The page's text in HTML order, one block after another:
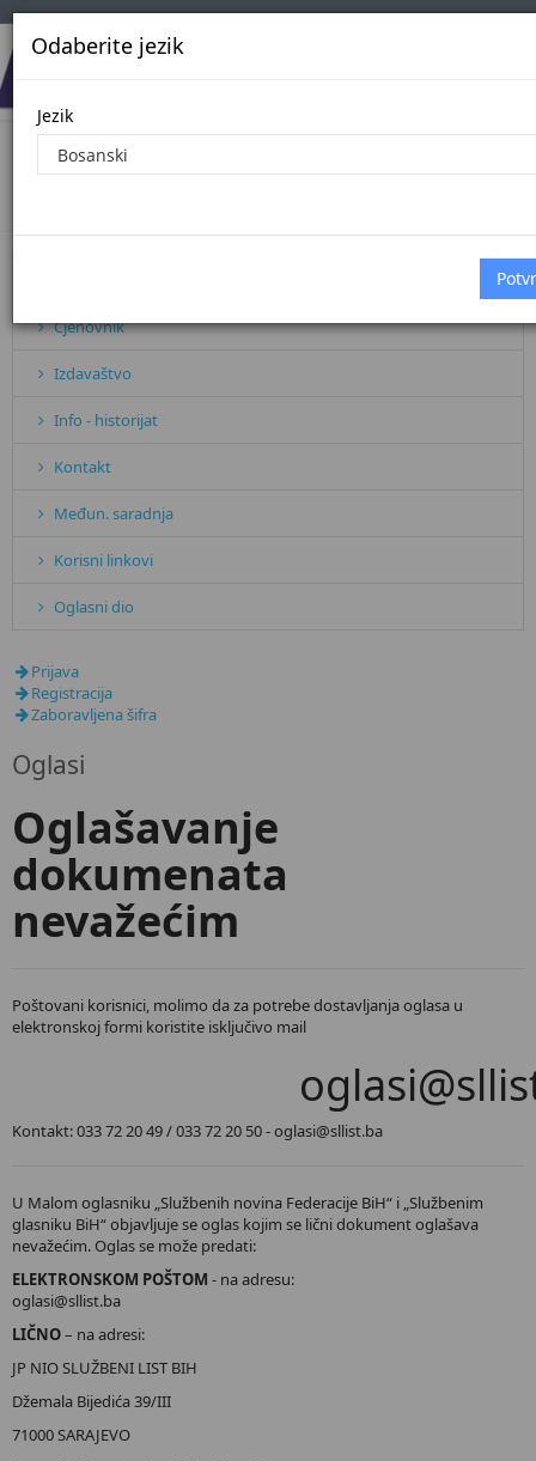
Odaberite jezik
Jezik
Oglasi
Cjenovnik
Izdavaštvo
Info - historijat
Kontakt
Međun. saradnja
Korisni linkovi
Oglasni dio
Prijava
Registracija
Zaboravljena šifra
Oglasi
Oglašavanje
dokumenata
nevažećim
Poštovani korisnici, molimo da za potrebe dostavljanja oglasa u
elektronskoj formi koristite isključivo mail
Kontakt: 033 72 20 49 / 033 72 20 50 - oglasi@sllist.ba
U Malom oglasniku „Službenih novina Federacije BiH“ i „Službenim
glasniku BiH“ objavljuje se oglas kojim se lični dokument oglašava
nevažećim. Oglas se može predati:
ELEKTRONSKOM POŠTOM - na adresu:
oglasi@sllist.ba
LIČNO– na adresi:
JP NIO SLUŽBENI LIST BIH
Džemala Bijedića 39/III
71000 SARAJEVO